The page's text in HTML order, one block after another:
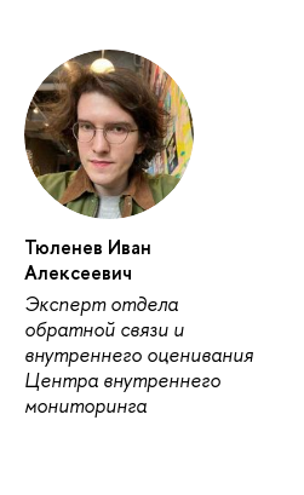
Тюленев Иван
Алексеевич
Эксперт отдела
обратной связи и
внутреннего оценивания
Центра внутреннего
мониторинга